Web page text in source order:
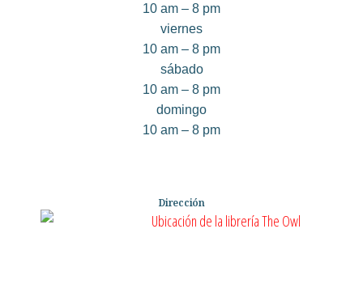
10 am – 8 pm
viernes
10 am – 8 pm
sábado
10 am – 8 pm
domingo
10 am – 8 pm
Dirección